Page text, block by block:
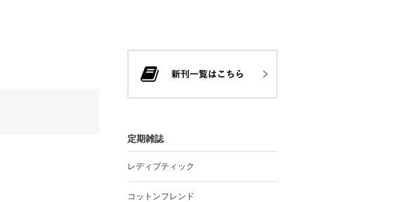
定期雑誌
レディブティック
コットンフレンド